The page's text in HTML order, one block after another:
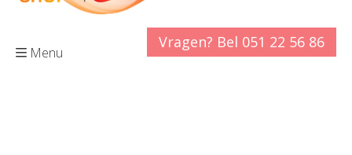
Menu
Vragen? Bel 051 22 56 86